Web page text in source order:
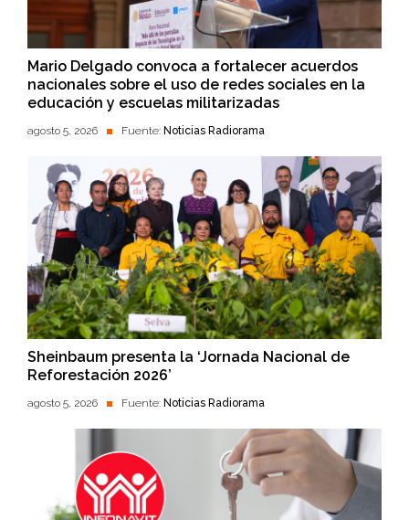
Mario Delgado convoca a fortalecer acuerdos
nacionales sobre el uso de redes sociales en la
educación y escuelas militarizadas
agosto 5, 2026 Fuente: Noticias Radiorama
Sheinbaum presenta la ‘Jornada Nacional de
Reforestación 2026’
agosto 5, 2026 Fuente: Noticias Radiorama